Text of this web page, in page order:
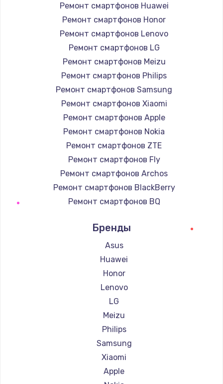
Ремонт смартфонов Huawei
Ремонт смартфонов Honor
Ремонт смартфонов Lenovo
Ремонт смартфонов LG
Ремонт смартфонов Meizu
Ремонт смартфонов Philips
Ремонт смартфонов Samsung
Ремонт смартфонов Xiaomi
Ремонт смартфонов Apple
Ремонт смартфонов Nokia
Ремонт смартфонов ZTE
Ремонт смартфонов Fly
Ремонт смартфонов Archos
Ремонт смартфонов BlackBerry
Ремонт смартфонов BQ
Ремонт смартфонов Digma
Ремонт смартфонов Ginzzu
Ремонт смартфонов Highscreen
Ремонт смартфонов Irbis
Ремонт смартфонов Kyocera
Ремонт смартфонов LeEco
Ремонт смартфонов OnePlus
Ремонт смартфонов teXet
Ремонт смартфонов Motorola
Ремонт смартфонов Prestigio
Ремонт смартфонов Vertex
Бренды
Asus
Huawei
Honor
Lenovo
LG
Meizu
Philips
Samsung
Xiaomi
Apple